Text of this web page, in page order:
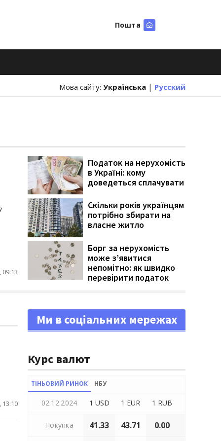
Пошта
Мова сайту: Українська | Русский
09:13
Податок на нерухомість
в Україні: кому
доведеться сплачувати
Скільки років українцям
потрібно збирати на
власне житло
Борг за нерухомість
може з’явитися
непомітно: як швидко
перевірити податок
13:10
Ми в соціальних мережах
Курс валют
ТІНЬОВИЙ РИНОК НБУ
02.12.2024 1 USD 1 EUR 1 RUB
Покупка 41.33 43.71 0.00